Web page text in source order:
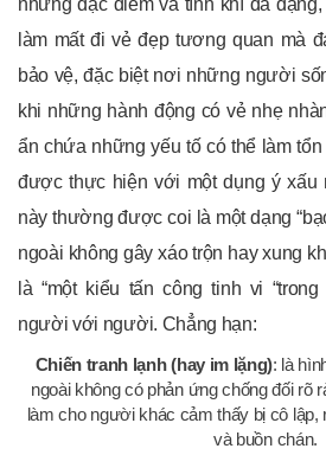
làm mất đi vẻ đẹp tương quan mà
bảo vệ, đặc biệt nơi những người
khi những hành động có vẻ nhẹ
ẩn chứa những yếu tố có thể làm
được thực hiện với một dụng ý xấu
này thường được coi là một dạng
ngoài không gây xáo trộn hay xung
là “một kiểu tấn công tinh vi
người với người. Chẳng hạn:
Chiến tranh lạnh (hay im lặng): là
ngoài không có phản ứng chống đối rõ
làm cho người khác cảm thấy bị cô
và buồn chán.